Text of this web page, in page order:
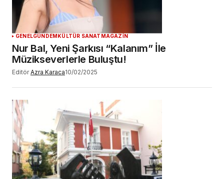
GENELGÜNDEMKÜLTÜR SANAT MAGAZİN
Nur Bal, Yeni Şarkısı “Kalanım” İle
Müzikseverlerle Buluştu!
Editör Azra Karaca10/02/2025